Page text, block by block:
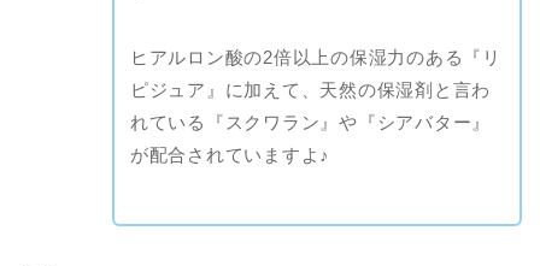
ヒアルロン酸の2倍以上の保湿力のある『リ
ピジュア』に加えて、天然の保湿剤と言わ
れている『スクワラン』や『シアバター』
が配合されていますよ♪